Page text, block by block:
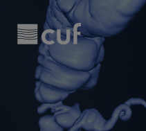
Observação:
este
inclui
acessibilidade.
para
conteúdo
Prevenção e
Grandes Áreas
Serviços CUF
Plano +CUF
My CUF